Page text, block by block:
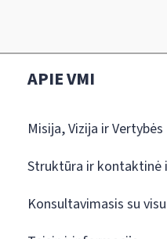
APIE VMI
Misija, Vizija ir Vertybės
Struktūra ir kontaktinė
Konsultavimasis su